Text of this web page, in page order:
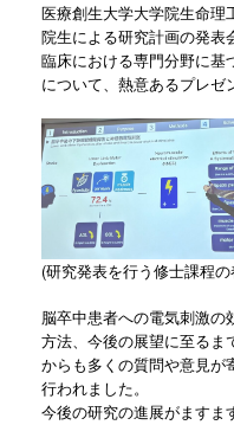
医療創生大学大学院生命理
院生による研究計画の発表
臨床における専門分野に基
について、熱意あるプレゼ
(研究発表を行う修士課程
脳卒中患者への電気刺激の
方法、今後の展望に至るま
からも多くの質問や意見が
行われました。
今後の研究の進展がますま